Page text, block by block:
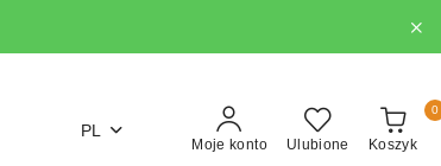
PL
Moje konto Ulubione Koszyk
0